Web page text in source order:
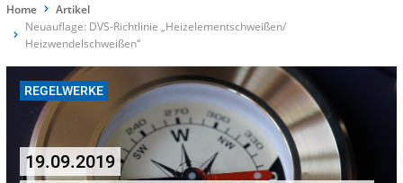
Home
Artikel
Neuauflage: DVS-Richtlinie „Heizelementschweißen/
Heizwendelschweißen“
REGELWERKE
19.09.2019